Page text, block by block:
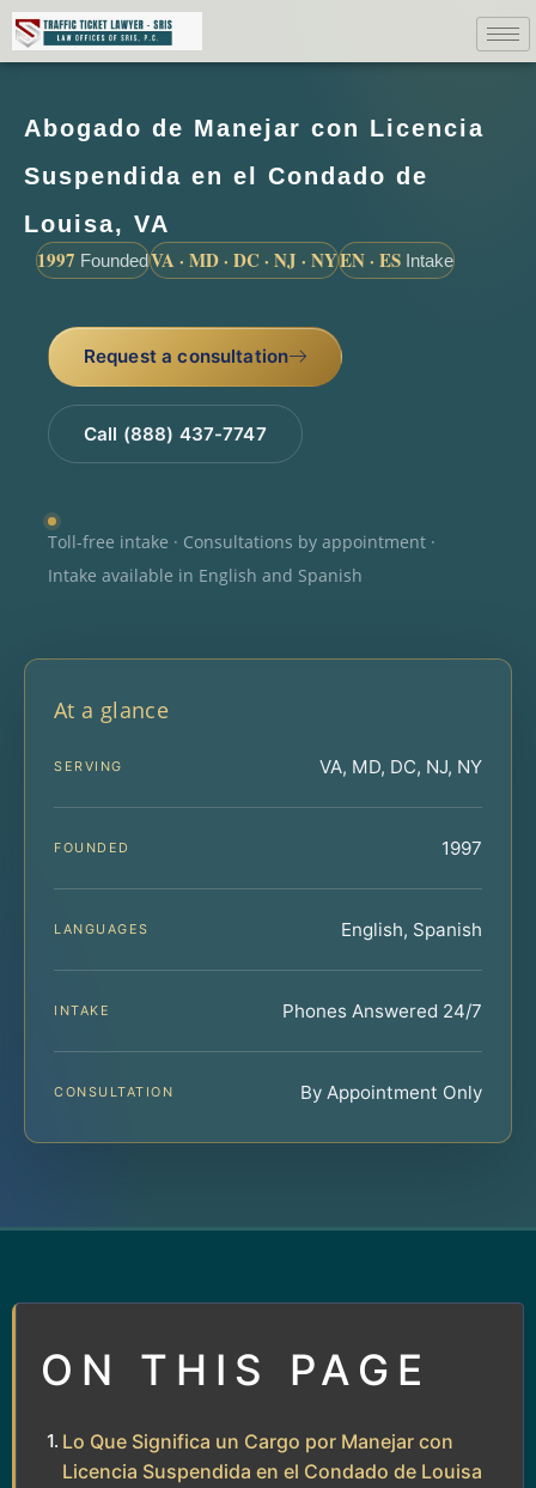
Abogado de Manejar con Licencia
Suspendida en el Condado de
Louisa, VA
1997 FoundedVA · MD · DC · NJ · NYEN · ES Intake
Request a consultation
Call (888) 437-7747
Toll-free intake · Consultations by appointment ·
Intake available in English and Spanish
At a glance
SERVING VA, MD, DC, NJ, NY
FOUNDED 1997
LANGUAGES English, Spanish
INTAKE Phones Answered 24/7
CONSULTATION By Appointment Only
ON THIS PAGE
Lo Que Significa un Cargo por Manejar con
Licencia Suspendida en el Condado de Louisa